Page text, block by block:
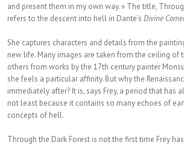
and present them in my own way. » The title,
refers to the descent into hell in Dante’s Divine
She captures characters and details from the
new life. Many images are taken from the ceiling of
others from works by the 17th century painter
she feels a particular affinity. But why the
immediately after? It is, says Frey, a period that has
not least because it contains so many echoes of
concepts of hell.
Through the Dark Forest is not the first time Frey